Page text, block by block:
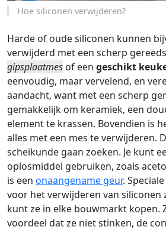
Hoe siliconen verwijderen?
Harde of oude siliconen kunnen
verwijderd met een scherp
gipsplaatmes of een geschikt
eenvoudig, maar vervelend, en
aandacht, want met een scherp
gemakkelijk om keramiek, een
element te krassen. Bovendien is
alles met een mes te verwijderen.
scheikunde gaan zoeken. Je kunt
oplosmiddel gebruiken, zoals
is een onaangename geur.
voor het verwijderen van siliconen
kunt ze in elke bouwmarkt kopen.
voordeel dat ze niet stinken, de